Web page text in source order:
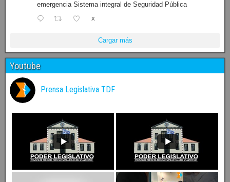
emergencia Sistema integral de Seguridad Pública
X
Cargar más
Youtube
Prensa Legislativa TDF